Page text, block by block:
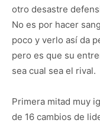
otro desastre
No es por hacer
poco y verlo así da
pero es que su
sea cual sea el rival.
Primera mitad muy
de 16 cambios de